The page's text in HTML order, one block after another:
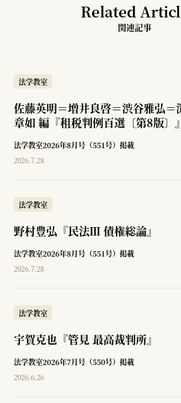
Related
関連記事
法学教室
佐藤英明＝増井良啓＝渋谷雅弘
章如 編『租税判例百選〔第8版〕』
法学教室2026年8月号（551号）掲載
2026.7.28
法学教室
野村豊弘『民法Ⅲ 債権総論』
法学教室2026年8月号（551号）掲載
2026.7.28
法学教室
宇賀克也『管見 最高裁判所』
法学教室2026年7月号（550号）掲載
2026.6.26